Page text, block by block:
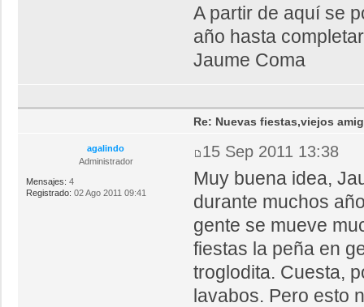
A partir de aquí se
año hasta
Jaume Coma
agalindo
Administrador
Mensajes: 4
Registrado: 02 Ago 2011 09:41
Re: Nuevas fiestas,viejos
15 Sep 2011 13:38
Muy buena idea,
durante muchos
gente se mueve
fiestas la peña en
troglodita. Cuesta,
lavabos. Pero esto